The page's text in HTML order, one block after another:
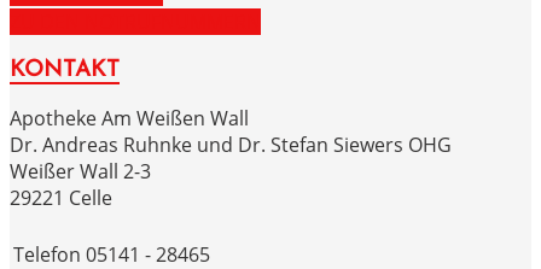
KONTAKT
Apotheke Am Weißen Wall
Dr. Andreas Ruhnke und Dr. Stefan Siewers OHG
Weißer Wall 2-3
29221 Celle
Telefon 05141 - 28465